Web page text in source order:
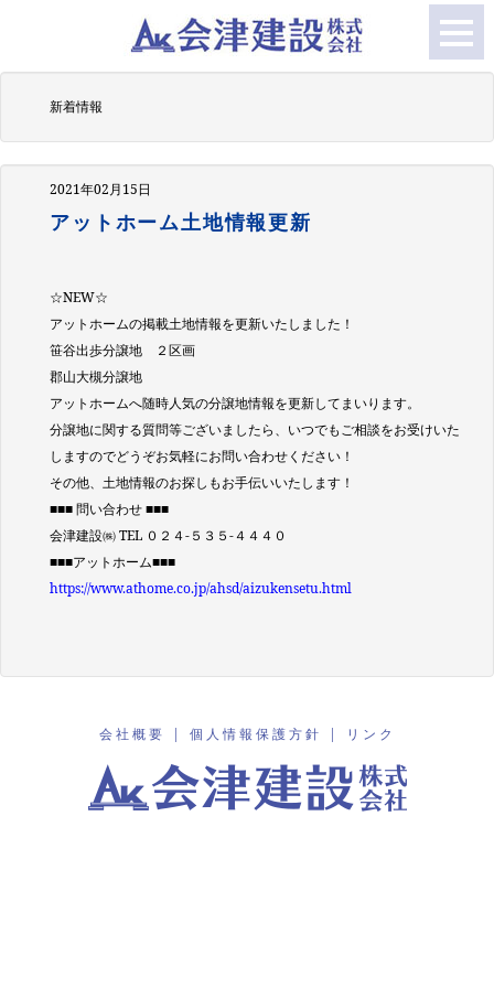
新着情報
2021年02月15日
アットホーム土地情報更新
☆NEW☆
アットホームの掲載土地情報を更新いたしました！
笹谷出歩分譲地 ２区画
郡山大槻分譲地
アットホームへ随時人気の分譲地情報を更新してまいります。
分譲地に関する質問等ございましたら、いつでもご相談をお受けいた
しますのでどうぞお気軽にお問い合わせください！
その他、土地情報のお探しもお手伝いいたします！
■■■ 問い合わせ ■■■
会津建設㈱ TEL ０２４-５３５-４４４０
■■■アットホーム■■■
https://www.athome.co.jp/ahsd/aizukensetu.html
会社概要 | 個人情報保護方針 | リンク